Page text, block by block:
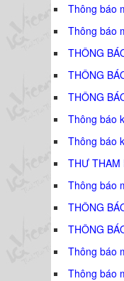
Thông báo
Thông báo
THÔNG
THÔNG
THÔNG
Thông báo
Thông báo
THƯ THAM
Thông báo
THÔNG
THÔNG
Thông báo
Thông báo